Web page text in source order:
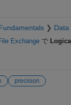
Data
Exchangeで
precision